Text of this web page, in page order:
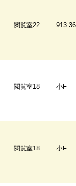
閲覧室22 913.36
閲覧室18 小F
閲覧室18 小F